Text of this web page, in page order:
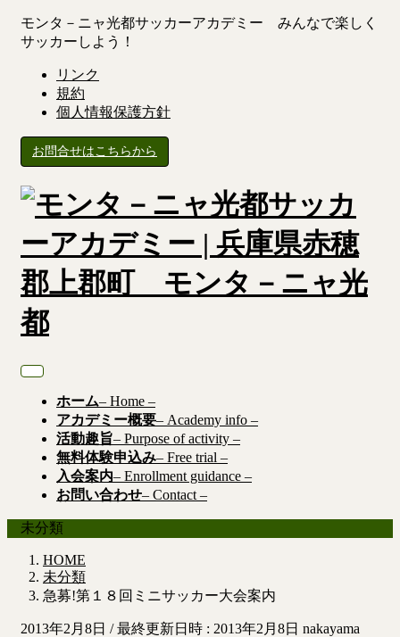
モンタ－ニャ光都サッカーアカデミー みんなで楽しく
サッカーしよう！
リンク
規約
個人情報保護方針
お問合せはこちらから
ホーム– Home –
アカデミー概要– Academy info –
活動趣旨– Purpose of activity –
無料体験申込み– Free trial –
入会案内– Enrollment guidance –
お問い合わせ– Contact –
未分類
HOME
未分類
急募!第１８回ミニサッカー大会案内
2013年2月8日 / 最終更新日時 : 2013年2月8日 nakayama